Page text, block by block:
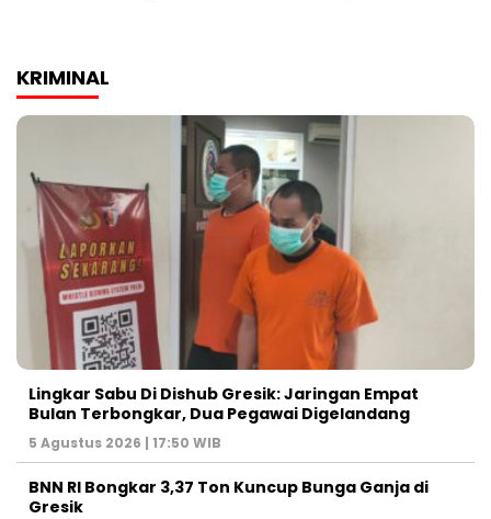
KRIMINAL
Lingkar Sabu Di Dishub Gresik: Jaringan Empat
Bulan Terbongkar, Dua Pegawai Digelandang
5 Agustus 2026 | 17:50 WIB
BNN RI Bongkar 3,37 Ton Kuncup Bunga Ganja di
Gresik